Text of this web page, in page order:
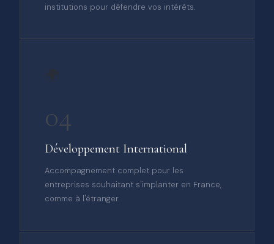
institutions pour défendre vos intérêts.
04
Développement International
Accompagnement complet pour les
entreprises souhaitant s'implanter en France,
comme à l'étranger.